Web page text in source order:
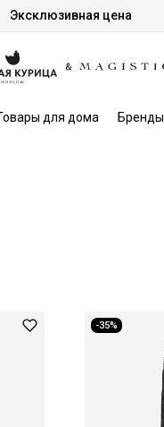
Эксклюзивная цена
для дома Бренды
-35%